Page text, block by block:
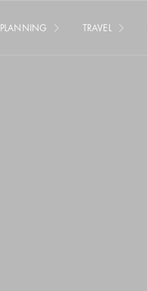
PLANNING TRAVEL